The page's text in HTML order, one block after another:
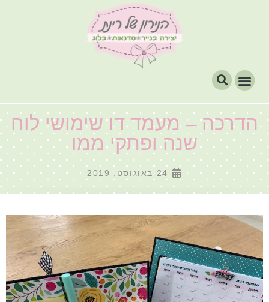
הדרכה – מעמד דו שימושי לוח
שנה ופתקי ממו
24 באוגוסט, 2019